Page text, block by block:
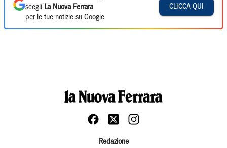
scegli La Nuova Ferrara
per le tue notizie su Google
CLICCA QUI
Redazione